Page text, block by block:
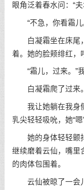
眼角泛着春水问：“
“不急，你看霜儿
白凝霜坐在床尾，
着。她的脸颊绯红，
“霜儿，过来。”我
白凝霜爬了过来。
我让她躺在我身侧
乳尖轻轻吸吮，她“
她的身体轻轻颤抖
继续磨着云仙，嘴里
的肉体包围着。
云仙被晾了一会